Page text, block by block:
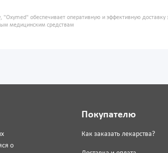
обеспечивает оперативную и эффективную
медицинским средствам
о
Покупателю
Как заказать лекарства?